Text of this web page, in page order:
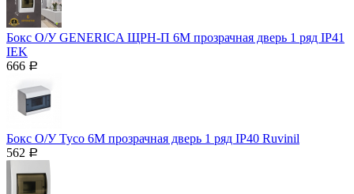
Бокс О/У GENERICA ЩРН-П 6М прозрачная дверь 1 ряд IP41
IEK
666 Р
Бокс О/У Тусо 6М прозрачная дверь 1 ряд IP40 Ruvinil
562 Р